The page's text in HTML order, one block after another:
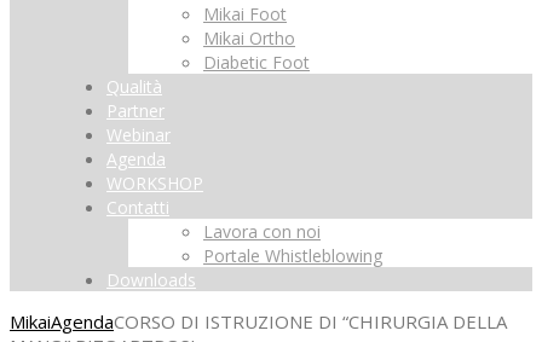
Mikai Foot
Mikai Ortho
Diabetic Foot
Qualità
Partner
Webinar
Agenda
WORKSHOP
Contatti
Lavora con noi
Portale Whistleblowing
Downloads
MikaiAgendaCORSO DI ISTRUZIONE DI “CHIRURGIA DELLA